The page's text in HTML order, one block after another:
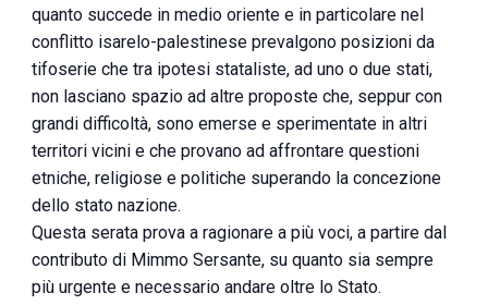
quanto succede in medio oriente e in particolare nel
conflitto isarelo-palestinese prevalgono posizioni da
tifoserie che tra ipotesi stataliste, ad uno o due stati,
non lasciano spazio ad altre proposte che, seppur con
grandi difficoltà, sono emerse e sperimentate in altri
territori vicini e che provano ad affrontare questioni
etniche, religiose e politiche superando la concezione
dello stato nazione.
Questa serata prova a ragionare a più voci, a partire dal
contributo di Mimmo Sersante, su quanto sia sempre
più urgente e necessario andare oltre lo Stato.